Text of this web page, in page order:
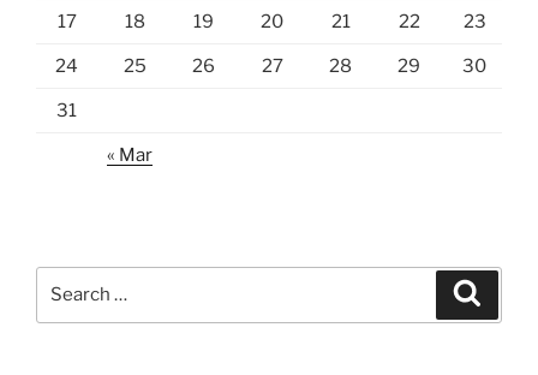
17 18 19 20 21 22 23
24 25 26 27 28 29 30
31
« Mar